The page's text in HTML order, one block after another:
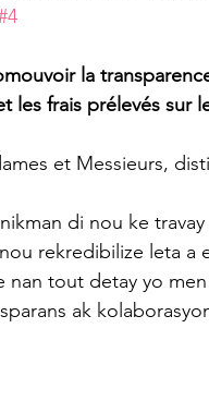
la
les frais prélevés sur
et Messieurs,
di nou ke
rekredibilize leta a
nan tout detay yo
ak